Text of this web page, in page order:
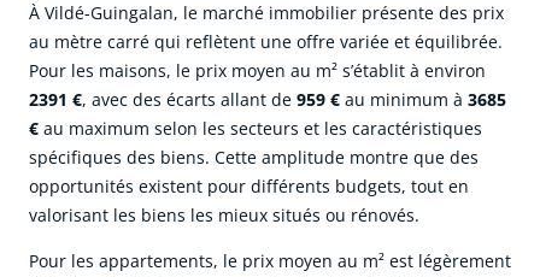
À Vildé-Guingalan, le marché immobilier présente des prix
au mètre carré qui reflètent une offre variée et équilibrée.
Pour les maisons, le prix moyen au m² s’établit à environ
2391 €, avec des écarts allant de 959 € au minimum à 3685
€ au maximum selon les secteurs et les caractéristiques
spécifiques des biens. Cette amplitude montre que des
opportunités existent pour différents budgets, tout en
valorisant les biens les mieux situés ou rénovés.
Pour les appartements, le prix moyen au m² est légèrement